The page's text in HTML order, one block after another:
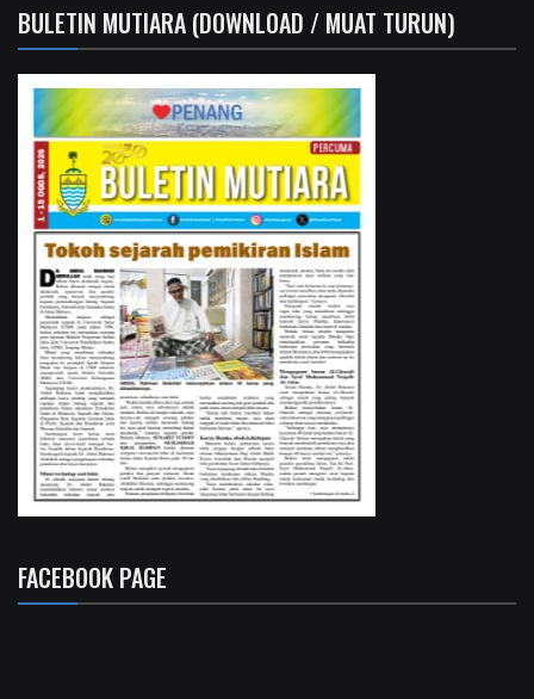
BULETIN MUTIARA (DOWNLOAD / MUAT TURUN)
FACEBOOK PAGE